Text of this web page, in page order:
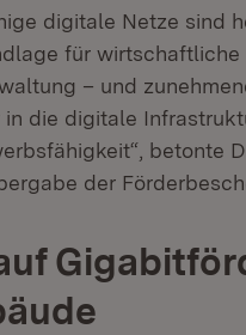
digitale Netze sind
für
– und
in die digitale
betonte
der